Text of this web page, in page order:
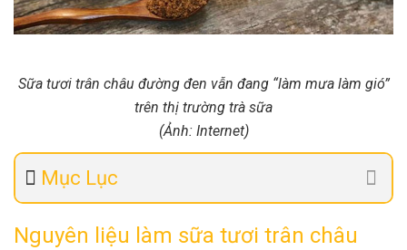
Sữa tươi trân châu đường đen vẫn đang “làm mưa làm gió”
trên thị trường trà sữa
(Ảnh: Internet)
Mục Lục
Nguyên liệu làm sữa tươi trân châu